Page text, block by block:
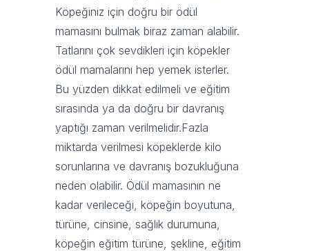
Köpeğiniz için doğru bir ödül
mamasını bulmak biraz zaman alabilir.
Tatlarını çok sevdikleri için köpekler
ödül mamalarını hep yemek isterler.
Bu yüzden dikkat edilmeli ve eğitim
sırasında ya da doğru bir davranış
yaptığı zaman verilmelidir.Fazla
miktarda verilmesi köpeklerde kilo
sorunlarına ve davranış bozukluğuna
neden olabilir. Ödül mamasının ne
kadar verileceği, köpeğin boyutuna,
türüne, cinsine, sağlık durumuna,
köpeğin eğitim türüne, şekline, eğitim